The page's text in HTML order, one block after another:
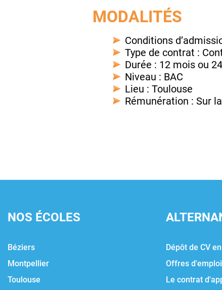
MODALITÉS
Conditions
Type de contrat :
Durée : 12 mois ou
Niveau : BAC
Lieu : Toulouse
Rémunération : Sur
NOS ÉCOLES
Béziers
Montpellier
Toulouse
Dépôt de CV
Offres
Le contrat